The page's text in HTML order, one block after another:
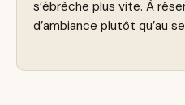
s’ébrèche plus vite. À
d’ambiance plutôt qu’au